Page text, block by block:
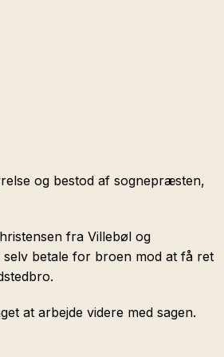
og bestod af sognepræsten,
fra Villebøl og
selv betale for broen mod at få ret
at arbejde videre med sagen.